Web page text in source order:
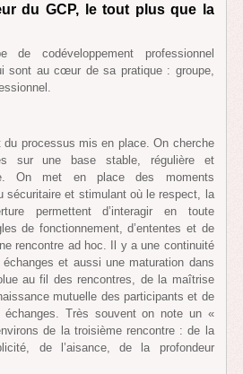
du GCP, le tout plus que la
de codéveloppement professionnel
sont au cœur de sa pratique : groupe,
du processus mis en place. On cherche
sur une base stable, régulière et
On met en place des moments
sécuritaire et stimulant où le respect, la
permettent d’interagir en toute
de fonctionnement, d’ententes et de
rencontre ad hoc. Il y a une continuité
et aussi une maturation dans
au fil des rencontres, de la maîtrise
mutuelle des participants et de
échanges. Très souvent on note un «
de la troisième rencontre : de la
de l’aisance, de la profondeur